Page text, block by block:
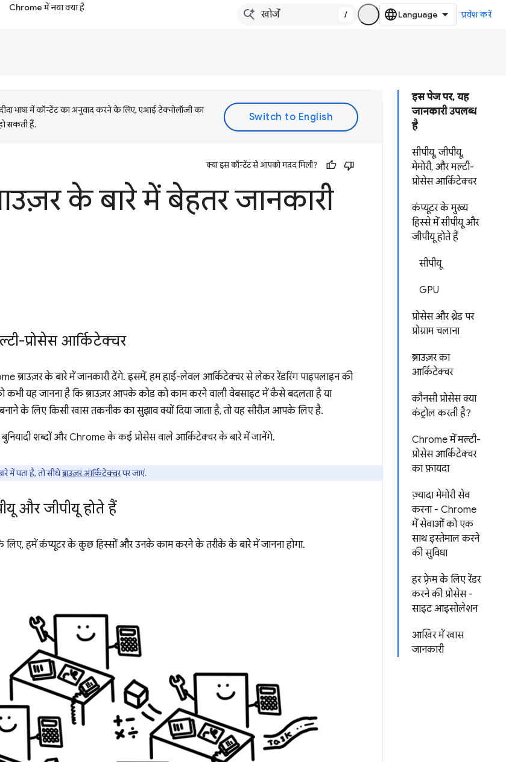
Chrome में नया क्या है
/ प्रवेश करें
इस पेज पर, यह
जानकारी उपलब्ध
है
सीपीयू, जीपीयू,
मेमोरी, और मल्टी-
प्रोसेस आर्किटेक्चर
कंप्यूटर के मुख्य
हिस्से में सीपीयू और
जीपीयू होते हैं
सीपीयू
GPU
प्रोसेस और थ्रेड पर
प्रोग्राम चलाना
ब्राउज़र का
आर्किटेक्चर
कौनसी प्रोसेस क्या
कंट्रोल करती है?
Chrome में मल्टी-
प्रोसेस आर्किटेक्चर
का फ़ायदा
ज़्यादा मेमोरी सेव
करना - Chrome
में सेवाओं को एक
साथ इस्तेमाल करने
की सुविधा
हर फ़्रेम के लिए रेंडर
करने की प्रोसेस -
साइट आइसोलेशन
आखिर में खास
जानकारी
भाषा में कॉन्टेंट का अनुवाद करने के लिए, एआई टेक्नोलॉजी का
सकती हैं.
क्या इस कॉन्टेंट से आपको मदद मिली?
के बारे में बेहतर जानकारी
प्रोसेस आर्किटेक्चर
ब्राउज़र के बारे में जानकारी देंगे. इसमें, हम हाई-लेवल आर्किटेक्चर से लेकर रेंडरिंग पाइपलाइन की
यह जानना है कि ब्राउज़र आपके कोड को काम करने वाली वेबसाइट में कैसे बदलता है या
के लिए किसी खास तकनीक का सुझाव क्यों दिया जाता है, तो यह सीरीज़ आपके लिए है.
शब्दों और Chrome के कई प्रोसेस वाले आर्किटेक्चर के बारे में जानेंगे.
में पता है, तो सीधेब्राउज़र आर्किटेक्चरपर जाएं.
और जीपीयू होते हैं
हमें कंप्यूटर के कुछ हिस्सों और उनके काम करने के तरीके के बारे में जानना होगा.